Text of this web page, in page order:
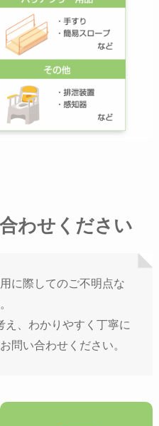
わせください
に際してのご不明点な
、わかりやすく丁寧に
問い合わせください。